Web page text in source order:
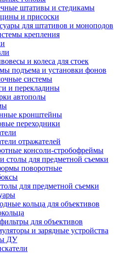
штативы и стедикамы
и присоски
для штативов и моноподов
крепления
и колеса для стоек
подъема и установки фонов
системы
и перекладины
автополы
кронштейны
переходники
отражателей
консоли-стробофреймы
столы для предметной съемки
поворотные
для предметной съемки
кольца для объективов
для объективов
и зарядные устройства
ДУ